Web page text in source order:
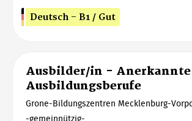
Deutsch - B1 / Gut
Ausbilder/in - Anerkannte
Ausbildungsberufe
Grone-Bildungszentren Mecklenburg-